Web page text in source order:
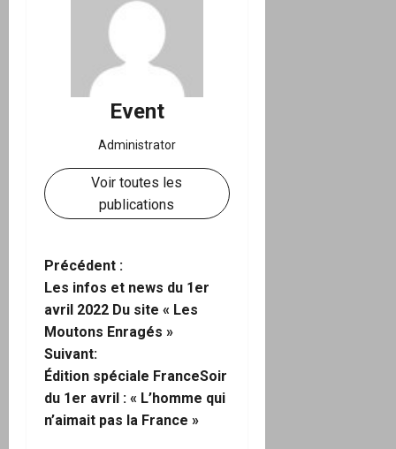
Event
Administrator
Voir toutes les
publications
N
a
v
i
g
Précédent :
Les infos et news du 1er
avril 2022 Du site « Les
Moutons Enragés »
Suivant:
Édition spéciale FranceSoir
du 1er avril : « L’homme qui
n’aimait pas la France »